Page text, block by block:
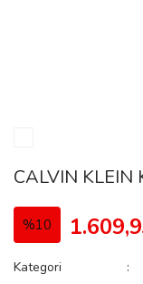
CALVIN
%10
Kategori